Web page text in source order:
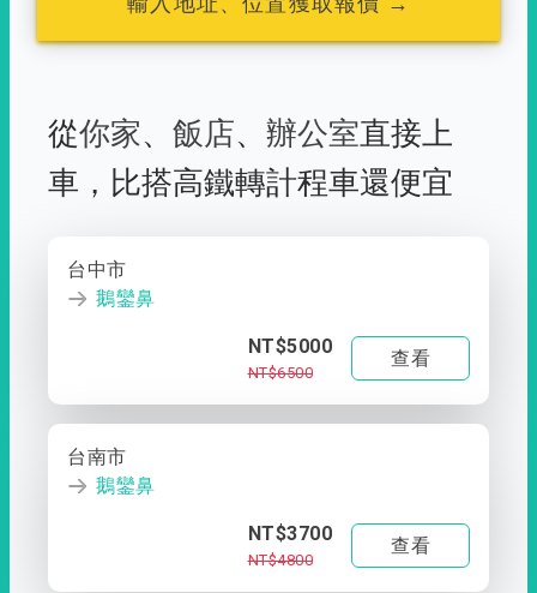
從你家、 飯店、 辦公室直接上
車， 比搭高鐵轉計程車還便宜
台中市
鵝鑾鼻
NT$5000
NT$6500
查看
台南市
鵝鑾鼻
NT$3700
NT$4800
查看